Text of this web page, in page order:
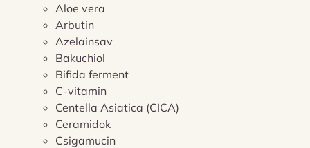
Aloe vera
Arbutin
Azelainsav
Bakuchiol
Bifida ferment
C-vitamin
Centella Asiatica (CICA)
Ceramidok
Csigamucin